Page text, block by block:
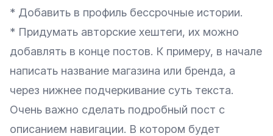
* Добавить в профиль бессрочные истории.
* Придумать авторские хештеги, их можно
добавлять в конце постов. К примеру, в начале
написать название магазина или бренда, а
через нижнее подчеркивание суть текста.
Очень важно сделать подробный пост с
описанием навигации. В котором будет